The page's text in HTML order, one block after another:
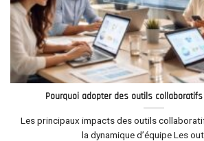
Pourquoi adopter des outils
Les principaux impacts des outils
la dynamique d’équipe Les